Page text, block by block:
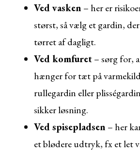
Ved vasken – her er
størst, så vælg et gardin,
tørret af dagligt.
Ved komfuret– sørg for,
hænger for tæt på
rullegardin eller
sikker løsning.
Ved spisepladsen – her
et blødere udtryk, fx et let